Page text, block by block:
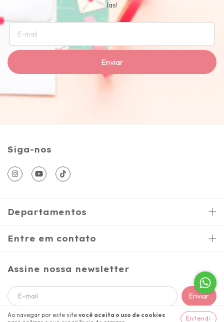
Ao navegar por este site você aceita o uso de cookies
Entendi
las!
Siga-nos
Departamentos
Entre em contato
Assine nossa newsletter